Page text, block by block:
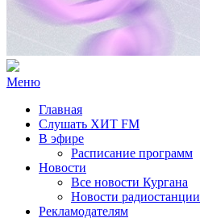
Меню
Главная
Слушать ХИТ FM
В эфире
Расписание программ
Новости
Все новости Кургана
Новости радиостанции
Рекламодателям